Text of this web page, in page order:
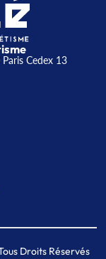
Cedex 13
Droits Réservés